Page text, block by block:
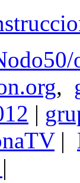
,
|
|
|